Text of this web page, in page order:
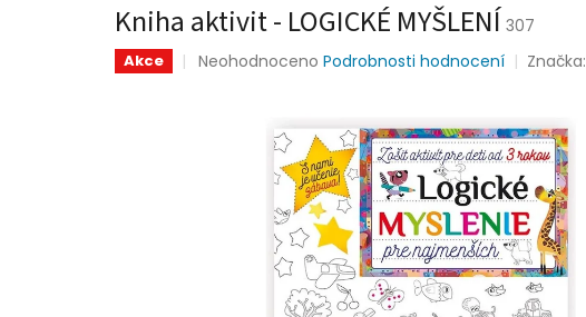
Kniha aktivit - LOGICKÉ MYŠLENÍ 307
Akce
Průměrné
hvězdiček.
Neohodnoceno Podrobnosti hodnocení Značka: